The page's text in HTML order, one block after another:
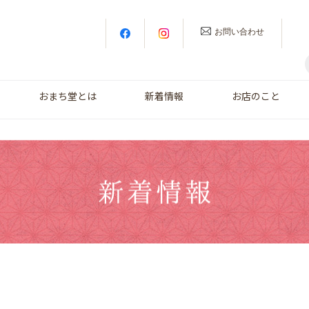
お問い合わせ
おまち堂とは 新着情報 お店のこと